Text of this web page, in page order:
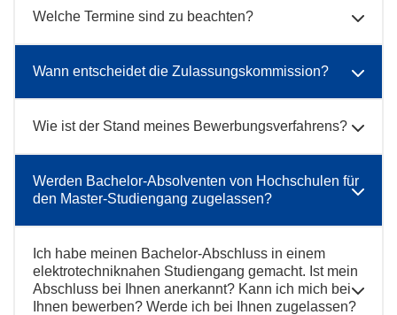
Welche Termine sind zu beachten?
Wann entscheidet die Zulassungskommission?
Wie ist der Stand meines Bewerbungsverfahrens?
Werden Bachelor-Absolventen von Hochschulen für
den Master-Studiengang zugelassen?
Ich habe meinen Bachelor-Abschluss in einem
elektrotechniknahen Studiengang gemacht. Ist mein
Abschluss bei Ihnen anerkannt? Kann ich mich bei
Ihnen bewerben? Werde ich bei Ihnen zugelassen?